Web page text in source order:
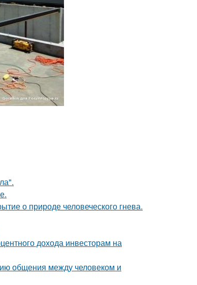
о природе человеческого гнева.
дохода инвесторам на
общения между человеком и